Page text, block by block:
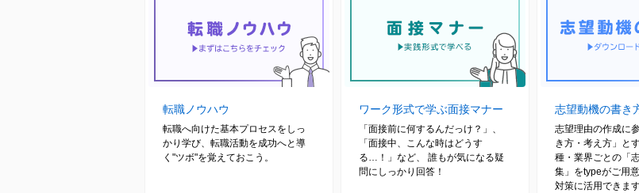
転職ノウハウ
転職へ向けた基本プロセスをしっ
かり学び、転職活動を成功へと導
く"ツボ"を覚えておこう。
ワーク形式で学ぶ面接マナー
「面接前に何するんだっけ？」、
「面接中、こんな時はどうす
る…！」など、 誰もが気になる疑
問にしっかり回答！
志望動機の書き
志望理由の作成に
き方・考え方」と
種・業界ごとの「
集」をtypeがご用
対策に活用できます